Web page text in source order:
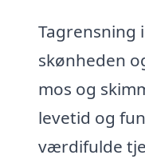
Tagrensning
skønheden
mos og
levetid og
værdifulde